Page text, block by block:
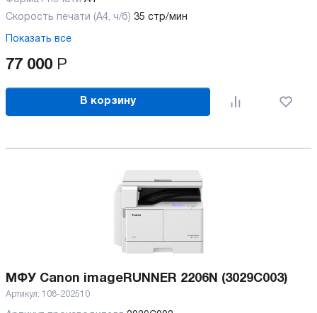
Скорость печати (А4, ч/б) 35 стр/мин
Показать все
77 000 Р
В корзину
МФУ Canon imageRUNNER 2206N (3029C003)
Артикул: 108-202510